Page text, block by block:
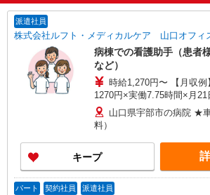
派遣社員
株式会社ルフト・メディカルケア 山口オフィ
病棟での看護助手（患者
など）
時給1,270円〜 【月収例】 206,693円 （時給
1270円×実働7.75時間×月21
山口県宇部市の病院 ★
料）
キープ
パート 契約社員 派遣社員